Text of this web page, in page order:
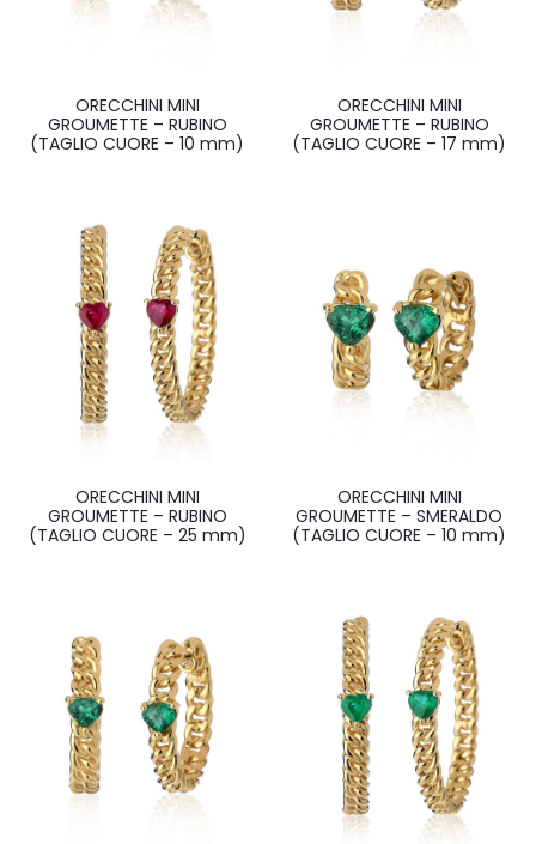
ORECCHINI MINI
GROUMETTE – RUBINO
(TAGLIO CUORE – 10 mm)
ORECCHINI MINI
GROUMETTE – RUBINO
(TAGLIO CUORE – 17 mm)
ORECCHINI MINI
GROUMETTE – RUBINO
(TAGLIO CUORE – 25 mm)
ORECCHINI MINI
GROUMETTE – SMERALDO
(TAGLIO CUORE – 10 mm)